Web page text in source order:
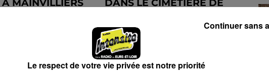
MAINVILLIERS
DANS LE CIMETIÈRE DE
Le respect de votre vie privée est notre priorité
Continuer sans